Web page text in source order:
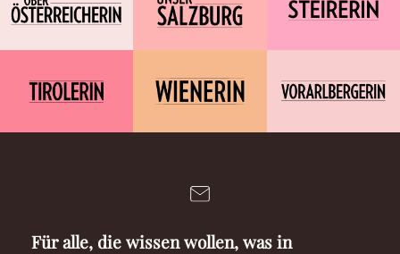
Für alle, die wissen wollen, was in